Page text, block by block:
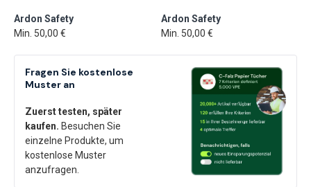
Fragen Sie kostenlose
Muster an
Zuerst testen, später
kaufen. Besuchen Sie
einzelne Produkte, um
kostenlose Muster
anzufragen.
Ardon Safety
Min. 50,00 €
Ardon Safety
Min. 50,00 €